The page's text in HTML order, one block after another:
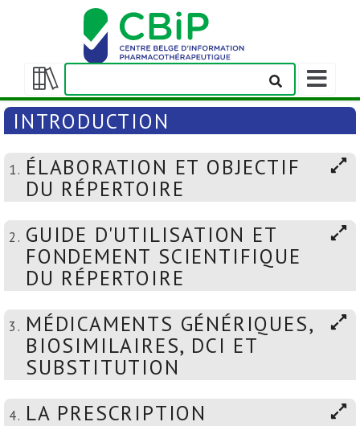
Afficher/masquer
la
table
matières
Afficher/
la
barre
navigation
INTRODUCTION
1. ÉLABORATION ET OBJECTIF
DU RÉPERTOIRE
2. GUIDE D'UTILISATION ET
FONDEMENT SCIENTIFIQUE
DU RÉPERTOIRE
3. MÉDICAMENTS GÉNÉRIQUES,
BIOSIMILAIRES, DCI ET
SUBSTITUTION
4. LA PRESCRIPTION